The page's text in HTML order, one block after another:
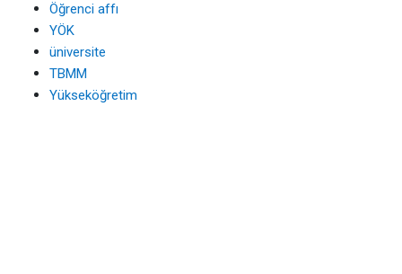
Öğrenci affı
YÖK
üniversite
TBMM
Yükseköğretim